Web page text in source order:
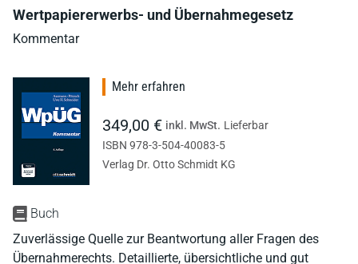
Wertpapiererwerbs- und Übernahmegesetz
Kommentar
Buch
Zuverlässige Quelle zur Beantwortung aller Fragen des
Übernahmerechts. Detaillierte, übersichtliche und gut
Mehr erfahren
349,00 € inkl. MwSt. Lieferbar
ISBN 978-3-504-40083-5
Verlag Dr. Otto Schmidt KG